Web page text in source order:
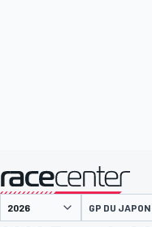
GP DU JAPON